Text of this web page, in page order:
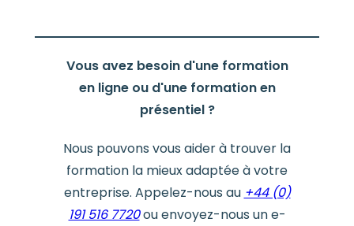
Vous avez besoin d'une formation
en ligne ou d'une formation en
présentiel ?
Nous pouvons vous aider à trouver la
formation la mieux adaptée à votre
entreprise. Appelez-nous au +44 (0)
191 516 7720ou envoyez-nous un e-